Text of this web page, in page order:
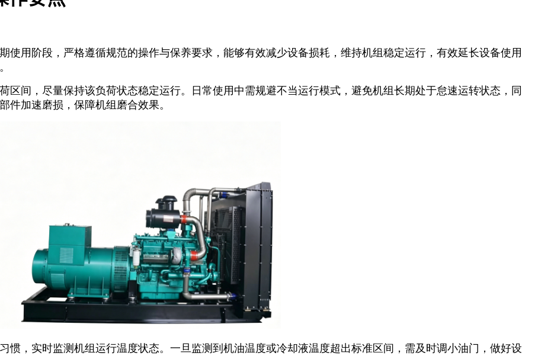
使用阶段，严格遵循规范的操作与保养要求，能够有效减少设备损耗，维持机组稳定运行，有效延长设备使用
区间，尽量保持该负荷状态稳定运行。日常使用中需规避不当运行模式，避免机组长期处于怠速运转状态，同
件加速磨损，保障机组磨合效果。
惯，实时监测机组运行温度状态。一旦监测到机油温度或冷却液温度超出标准区间，需及时调小油门，做好设